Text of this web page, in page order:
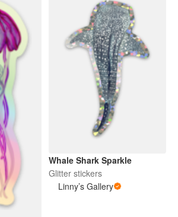
Whale Shark Sparkle
Glitter stickers
Linny’s Gallery